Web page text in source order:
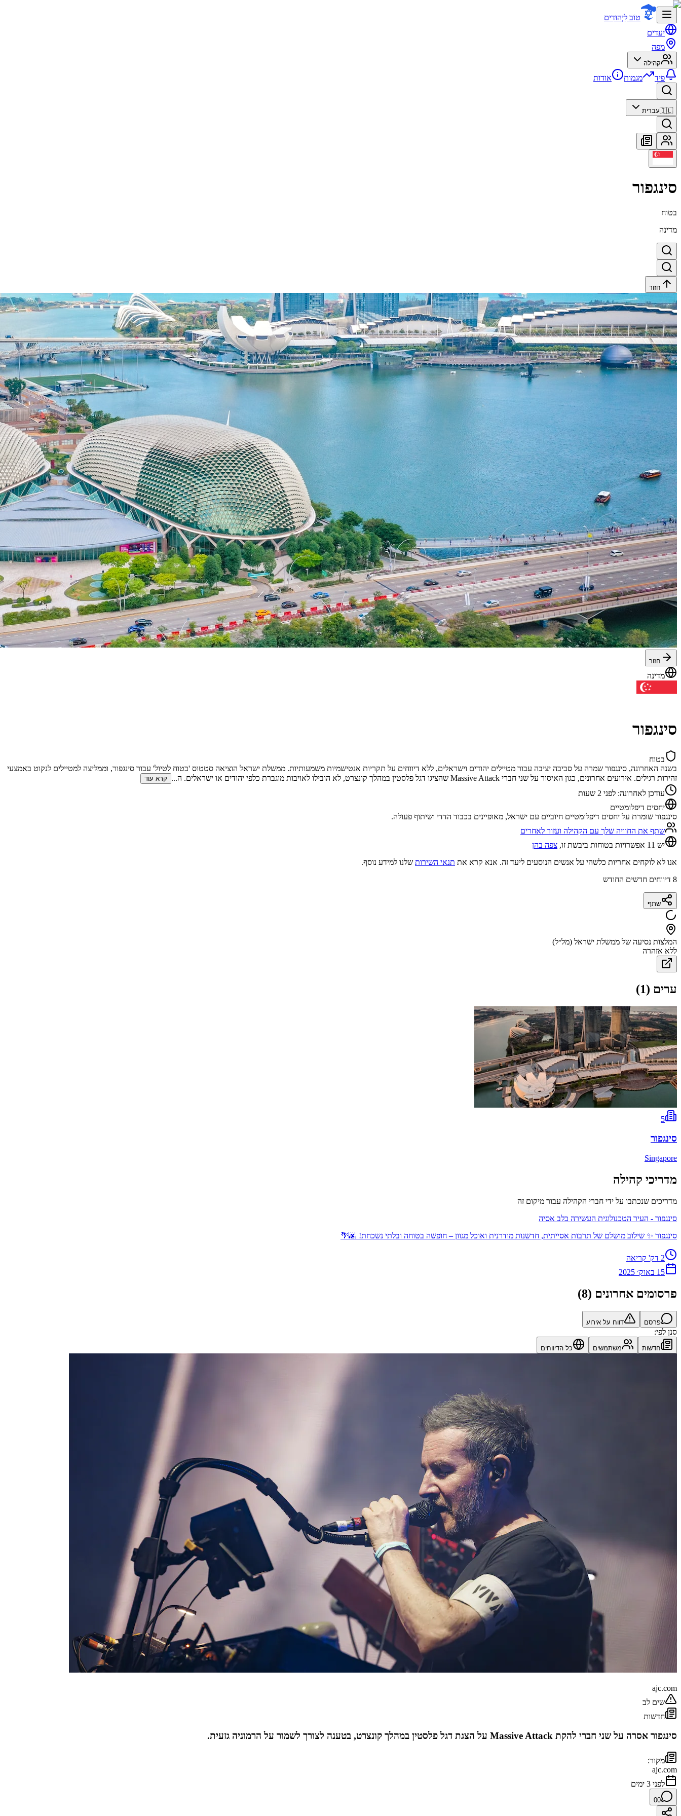
טוֹב לַיְּהוּדִים
יעדים
מפה
קהילה
פיד מגמות אודות
🇮🇱עברית
סינגפור
בטוח
מדינה
חזור
חזור
מדינה
סינגפור
בטוח
בשנה האחרונה, סינגפור שמרה על סביבה יציבה עבור מטיילים יהודים וישראלים, ללא דיווחים על תקריות אנטישמיות משמעותיות. ממשלת ישראל הוציאה סטטוס 'בטוח לטיול' עבור סינגפור, וממליצה למטיילים לנקוט באמצעי
זהירות רגילים. אירועים אחרונים, כגון האיסור על שני חברי Massive Attack שהציגו דגל פלסטין במהלך קונצרט, לא הובילו לאויבות מוגברת כלפי יהודים או ישראלים. ה
... קרא עוד
עודכן לאחרונה: לפני 2 שעות
יחסים דיפלומטיים
סינגפור שומרת על יחסים דיפלומטיים חיוביים עם ישראל, מאופיינים בכבוד הדדי ושיתוף פעולה.
שתף את החוויה שלך עם הקהילה ועזור לאחרים
יש 11 אפשרויות בטוחות ביבשת זו,
צפה בהן
אנו לא לוקחים אחריות כלשהי על אנשים הנוסעים ליעד זה. אנא קרא את תנאי השירות שלנו למידע נוסף.
8 דיווחים חדשים החודש
שתף
המלצות נסיעה של ממשלת ישראל (מל״ל)
ללא אזהרה
ערים (
1
)
5
סינגפור
Singapore
מדריכי קהילה
מדריכים שנכתבו על ידי חברי הקהילה עבור מיקום זה
סינגפור - העיר הטכנולוגית העשירה בלב אסיה
סינגפור ✨ שילוב מושלם של תרבות אסייתית, חדשנות מודרנית ואוכל מגוון – חופשה בטוחה ובלתי נשכחת! 🌆🌴
2 דק' קריאה
15 באוק׳ 2025
פרסומים אחרונים (
8
)
פרסם דווח על אירוע
סנן לפי:
חדשות משתמשים כל הדיווחים
ajc.com
שים לב
חדשות
סינגפור אסרה על שני חברי להקת Massive Attack על הצגת דגל פלסטין במהלך קונצרט, בטענה לצורך לשמור על הרמוניה גזעית.
מקור:
ajc.com
לפני 3 ימים
00